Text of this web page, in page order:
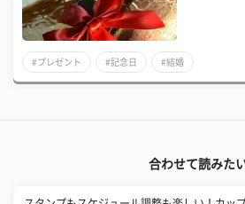
#プレゼント #記念日 #結婚
合わせて読みた